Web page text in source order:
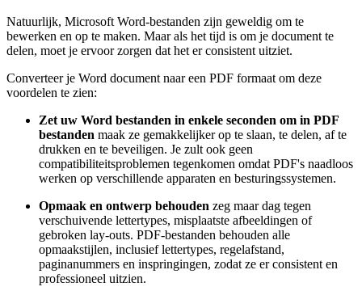
Natuurlijk, Microsoft Word-bestanden zijn geweldig om te
bewerken en op te maken. Maar als het tijd is om je document te
delen, moet je ervoor zorgen dat het er consistent uitziet.
Converteer je Word document naar een PDF formaat om deze
voordelen te zien:
Zet uw Word bestanden in enkele seconden om in PDF
bestanden maak ze gemakkelijker op te slaan, te delen, af te
drukken en te beveiligen. Je zult ook geen
compatibiliteitsproblemen tegenkomen omdat PDF's naadloos
werken op verschillende apparaten en besturingssystemen.
Opmaak en ontwerp behouden zeg maar dag tegen
verschuivende lettertypes, misplaatste afbeeldingen of
gebroken lay-outs. PDF-bestanden behouden alle
opmaakstijlen, inclusief lettertypes, regelafstand,
paginanummers en inspringingen, zodat ze er consistent en
professioneel uitzien.